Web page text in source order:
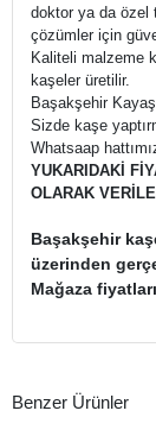
doktor ya da özel
çözümler için
Kaliteli malzeme
kaşeler üretilir.
Başakşehir
Sizde kaşe
Whatsaap
YUKARIDAKİ
OLARAK
Başakşehir
üzerinden
Mağaza
Benzer Ürünler